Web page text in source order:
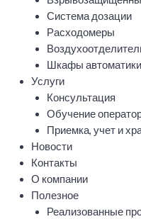
Система дозации
Расходомеры
Шкафы
Услуги
Консультация
Обучение
Приемка, учет и
Новости
Контакты
О компании
Полезное
Реализованные